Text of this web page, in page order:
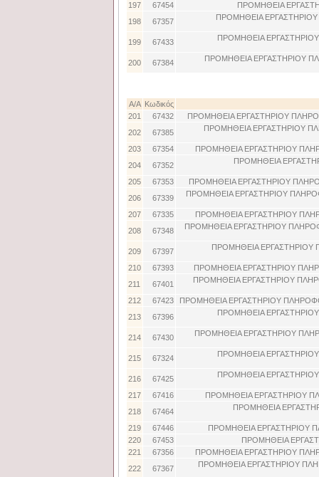
197 67454
ΠΡΟΜΗΘΕΙΑ
198
67357 ΠΡΟΜΗΘΕΙΑ
199 67433 ΠΡΟΜΗΘΕΙΑ
200 67384 ΠΡΟΜΗΘΕΙΑ ΕΡΓΑΣΤΗΡΙΟΥ
Α/Α Κωδικός
201
67432
ΠΡΟΜΗΘΕΙΑ ΕΡΓΑΣΤΗΡΙΟΥ
202
67385 ΠΡΟΜΗΘΕΙΑ ΕΡΓΑΣΤΗΡΙΟΥ
203 67354
ΠΡΟΜΗΘΕΙΑ ΕΡΓΑΣΤΗΡΙΟΥ
204
67352 ΠΡΟΜΗΘΕΙΑ
205 67353
ΠΡΟΜΗΘΕΙΑ ΕΡΓΑΣΤΗΡΙΟΥ
206
67339 ΠΡΟΜΗΘΕΙΑ ΕΡΓΑΣΤΗΡΙΟΥ
207 67335
ΠΡΟΜΗΘΕΙΑ ΕΡΓΑΣΤΗΡΙΟΥ
208
67348 ΠΡΟΜΗΘΕΙΑ ΕΡΓΑΣΤΗΡΙΟΥ
209 67397 ΠΡΟΜΗΘΕΙΑ ΕΡΓΑΣΤΗΡΙΟΥ
210 67393
ΠΡΟΜΗΘΕΙΑ ΕΡΓΑΣΤΗΡΙΟΥ
211
67401 ΠΡΟΜΗΘΕΙΑ ΕΡΓΑΣΤΗΡΙΟΥ
212 67423
ΠΡΟΜΗΘΕΙΑ ΕΡΓΑΣΤΗΡΙΟΥ
213
67396 ΠΡΟΜΗΘΕΙΑ
214 67430 ΠΡΟΜΗΘΕΙΑ ΕΡΓΑΣΤΗΡΙΟΥ
215 67324 ΠΡΟΜΗΘΕΙΑ
216 67425 ΠΡΟΜΗΘΕΙΑ
217 67416
ΠΡΟΜΗΘΕΙΑ ΕΡΓΑΣΤΗΡΙΟΥ
218
67464 ΠΡΟΜΗΘΕΙΑ
219 67446
ΠΡΟΜΗΘΕΙΑ ΕΡΓΑΣΤΗΡΙΟΥ
220
67453
ΠΡΟΜΗΘΕΙΑ
221
67356
ΠΡΟΜΗΘΕΙΑ ΕΡΓΑΣΤΗΡΙΟΥ
222
67367 ΠΡΟΜΗΘΕΙΑ ΕΡΓΑΣΤΗΡΙΟΥ